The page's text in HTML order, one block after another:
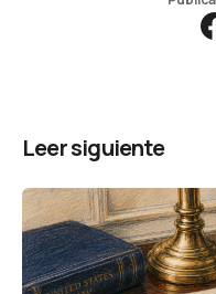
Leer siguiente